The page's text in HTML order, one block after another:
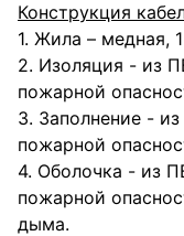
Конструкция
1. Жила – медная,
2. Изоляция - из
пожарной
3. Заполнение -
пожарной
4. Оболочка - из
пожарной
дыма.